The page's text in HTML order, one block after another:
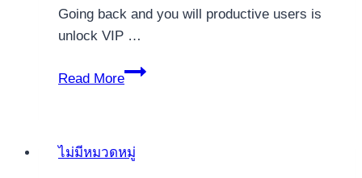
Going back and you will productive users is
unlock VIP …
Read More
Finest
sites
ไม่มีหมวดหมู่